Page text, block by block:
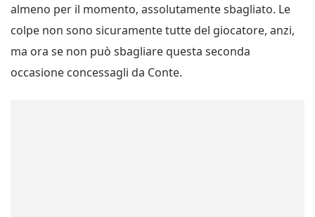
almeno per il momento, assolutamente sbagliato. Le
colpe non sono sicuramente tutte del giocatore, anzi,
ma ora se non può sbagliare questa seconda
occasione concessagli da Conte.